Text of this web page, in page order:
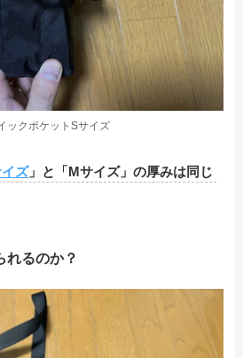
ックポケットSサイズ
ズ」と「Mサイズ」の厚みは同じ
れるのか？